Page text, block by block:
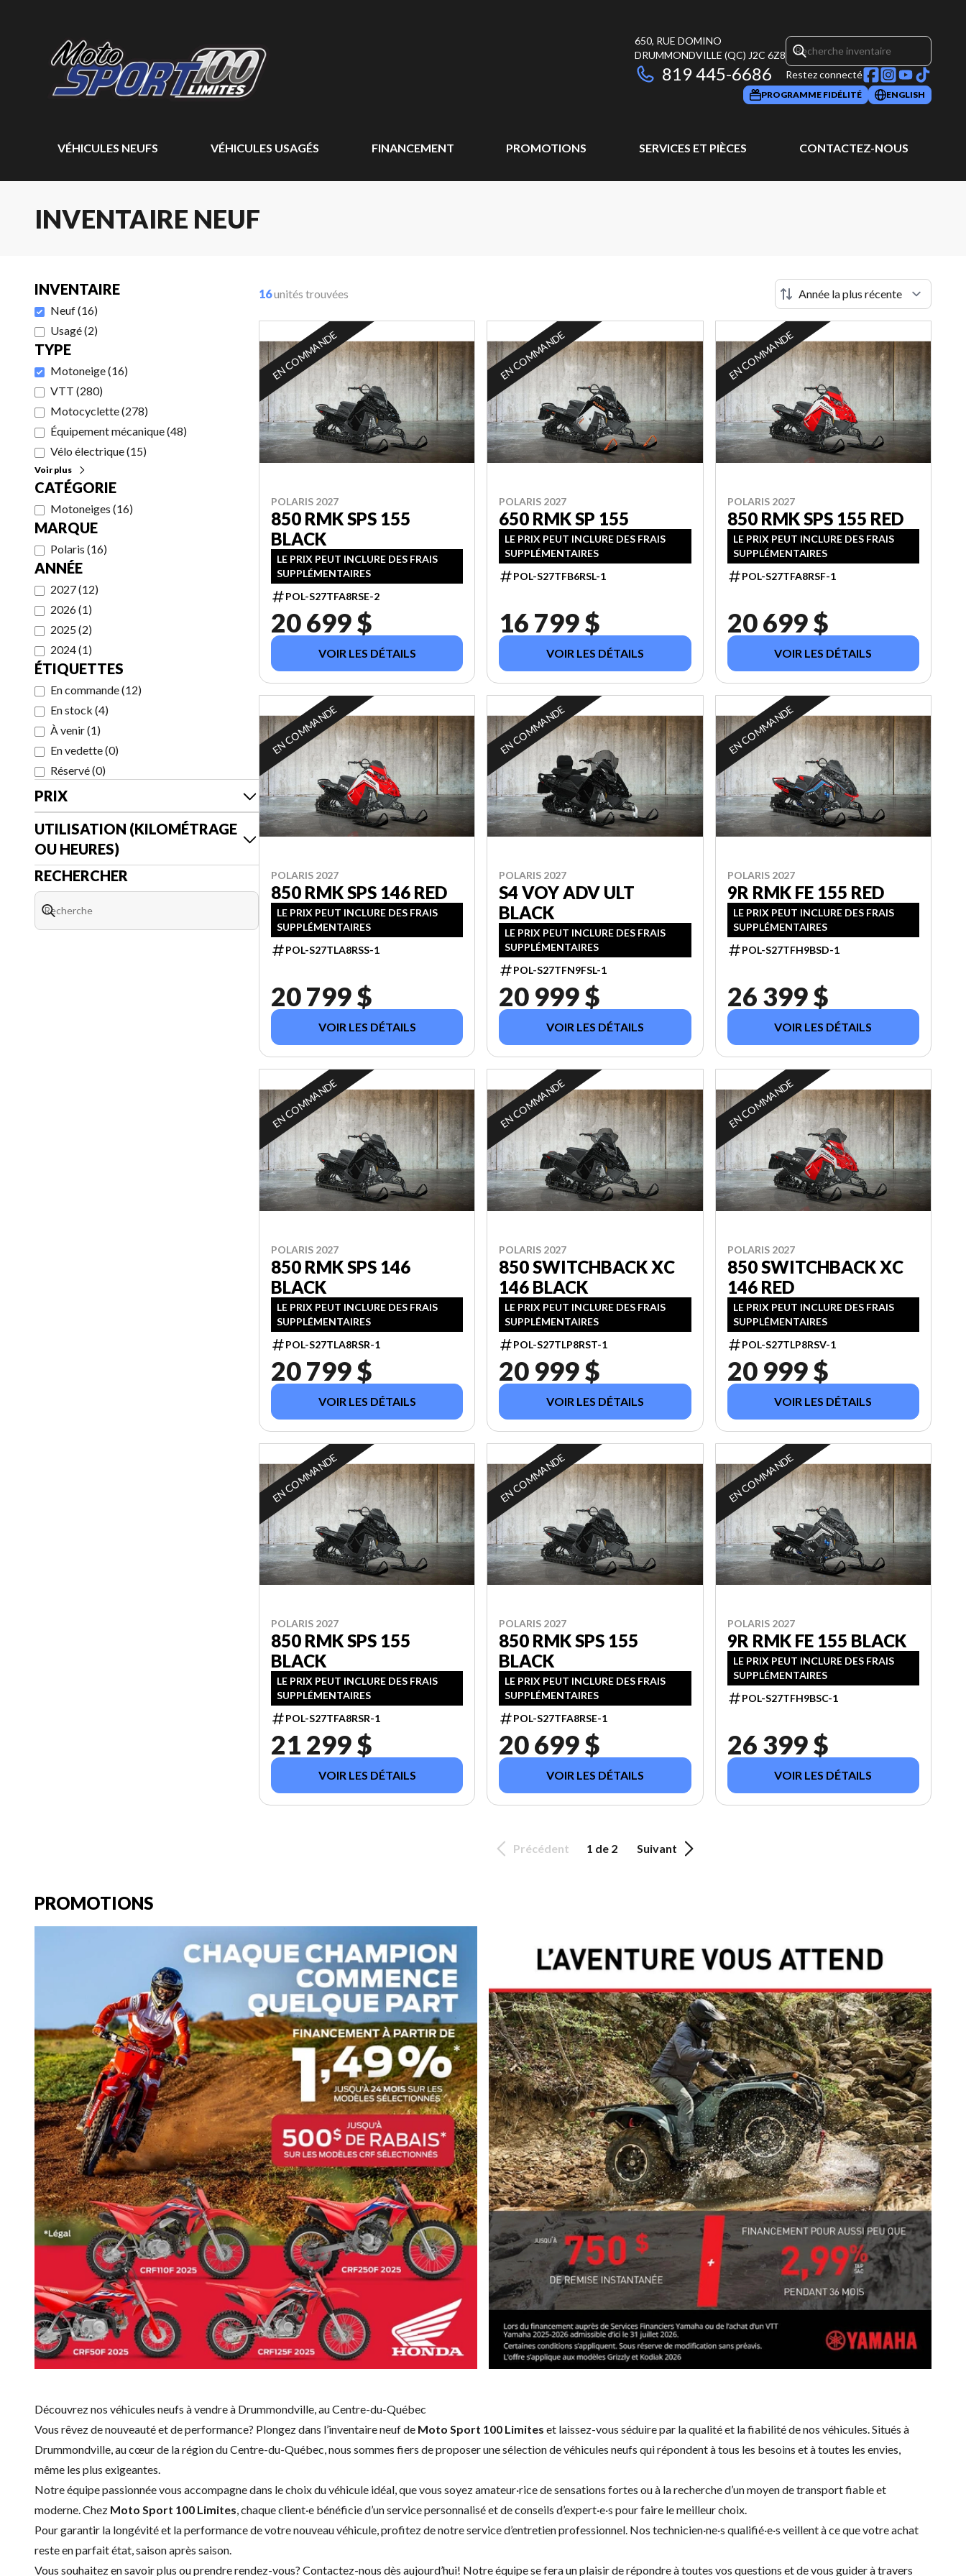
650, RUE DOMINO
DRUMMONDVILLE (QC) J2C 6Z8
819 445-6686 Restez connecté
PROGRAMME FIDÉLITÉ ENGLISH
VÉHICULES NEUFS VÉHICULES USAGÉS FINANCEMENT PROMOTIONS SERVICES ET PIÈCES CONTACTEZ-NOUS
INVENTAIRE NEUF
INVENTAIRE
Neuf(16)
Usagé(2)
TYPE
Motoneige(16)
VTT (280)
Motocyclette(278)
Équipement mécanique(48)
Vélo électrique(15)
Voir plus
CATÉGORIE
Motoneiges (16)
MARQUE
Polaris (16)
ANNÉE
2027(12)
2026(1)
2025(2)
2024(1)
ÉTIQUETTES
En commande(12)
En stock (4)
À venir(1)
En vedette(0)
Réservé(0)
PRIX
UTILISATION (KILOMÉTRAGE
OU HEURES)
RECHERCHER
16unités trouvées
EN COMMANDE
POLARIS 2027
850 RMK SPS 155
BLACK
LE PRIX PEUT INCLURE DES FRAIS
SUPPLÉMENTAIRES
POL-S27TFA8RSE-2
20 699 $
VOIR LES DÉTAILS
EN COMMANDE
POLARIS 2027
650 RMK SP 155
LE PRIX PEUT INCLURE DES FRAIS
SUPPLÉMENTAIRES
POL-S27TFB6RSL-1
16 799 $
VOIR LES DÉTAILS
EN COMMANDE
POLARIS 2027
850 RMK SPS 155 RED
LE PRIX PEUT INCLURE DES FRAIS
SUPPLÉMENTAIRES
POL-S27TFA8RSF-1
20 699 $
VOIR LES DÉTAILS
EN COMMANDE
POLARIS 2027
850 RMK SPS 146 RED
LE PRIX PEUT INCLURE DES FRAIS
SUPPLÉMENTAIRES
POL-S27TLA8RSS-1
20 799 $
VOIR LES DÉTAILS
EN COMMANDE
POLARIS 2027
S4 VOY ADV ULT
BLACK
LE PRIX PEUT INCLURE DES FRAIS
SUPPLÉMENTAIRES
POL-S27TFN9FSL-1
20 999 $
VOIR LES DÉTAILS
EN COMMANDE
POLARIS 2027
9R RMK FE 155 RED
LE PRIX PEUT INCLURE DES FRAIS
SUPPLÉMENTAIRES
POL-S27TFH9BSD-1
26 399 $
VOIR LES DÉTAILS
EN COMMANDE
POLARIS 2027
850 RMK SPS 146
BLACK
LE PRIX PEUT INCLURE DES FRAIS
SUPPLÉMENTAIRES
POL-S27TLA8RSR-1
20 799 $
VOIR LES DÉTAILS
EN COMMANDE
POLARIS 2027
850 SWITCHBACK XC
146 BLACK
LE PRIX PEUT INCLURE DES FRAIS
SUPPLÉMENTAIRES
POL-S27TLP8RST-1
20 999 $
VOIR LES DÉTAILS
EN COMMANDE
POLARIS 2027
850 SWITCHBACK XC
146 RED
LE PRIX PEUT INCLURE DES FRAIS
SUPPLÉMENTAIRES
POL-S27TLP8RSV-1
20 999 $
VOIR LES DÉTAILS
EN COMMANDE
POLARIS 2027
850 RMK SPS 155
BLACK
LE PRIX PEUT INCLURE DES FRAIS
SUPPLÉMENTAIRES
POL-S27TFA8RSR-1
21 299 $
VOIR LES DÉTAILS
EN COMMANDE
POLARIS 2027
850 RMK SPS 155
BLACK
LE PRIX PEUT INCLURE DES FRAIS
SUPPLÉMENTAIRES
POL-S27TFA8RSE-1
20 699 $
VOIR LES DÉTAILS
EN COMMANDE
POLARIS 2027
9R RMK FE 155 BLACK
LE PRIX PEUT INCLURE DES FRAIS
SUPPLÉMENTAIRES
POL-S27TFH9BSC-1
26 399 $
VOIR LES DÉTAILS
Précédent 1 de 2 Suivant
PROMOTIONS
Découvrez nos véhicules neufs à vendre à Drummondville, au Centre-du-Québec
Vous rêvez de nouveauté et de performance? Plongez dans l’inventaire neuf de Moto Sport 100 Limites et laissez-vous séduire par la qualité et la fiabilité de nos véhicules. Situés à
Drummondville, au cœur de la région du Centre-du-Québec, nous sommes fiers de proposer une sélection de véhicules neufs qui répondent à tous les besoins et à toutes les envies,
même les plus exigeantes.
Notre équipe passionnée vous accompagne dans le choix du véhicule idéal, que vous soyez amateur·rice de sensations fortes ou à la recherche d’un moyen de transport fiable et
moderne. Chez Moto Sport 100 Limites, chaque client·e bénéficie d’un service personnalisé et de conseils d’expert·e·s pour faire le meilleur choix.
Pour garantir la longévité et la performance de votre nouveau véhicule, profitez de notreservice d’entretien professionnel. Nos technicien·ne·s qualifié·e·s veillent à ce que votre achat
reste en parfait état, saison après saison.
Vous souhaitez en savoir plus ou prendre rendez-vous? Contactez-nous dès aujourd’hui! Notre équipe se fera un plaisir de répondre à toutes vos questions et de vous guider à travers